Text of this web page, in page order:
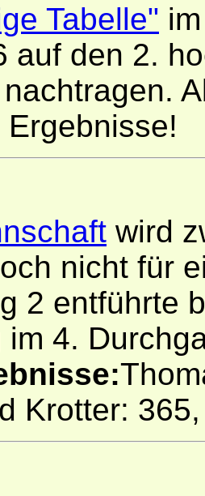
Tabelle"
auf den 2.
wird
nicht für
2 entführte
im 4.
Krotter: